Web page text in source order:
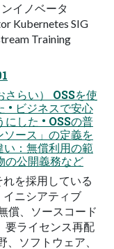
イノベータ
Kubernetes SIG
Training
らい） OSSを使
• ビジネスで安心
した • OSSの普
ソース」の定義を
い：無償利用の範
の公開義務など
を採用している
イニシアティブ
償、ソースコード
要ライセンス再配
ソフトウェア、